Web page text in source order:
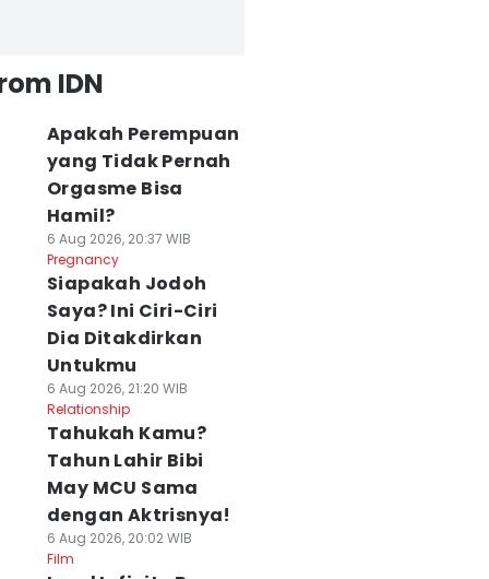
IDN
Apakah Perempuan
yang Tidak Pernah
Orgasme Bisa
Hamil?
6 Aug 2026, 20:37 WIB
Pregnancy
Siapakah Jodoh
Saya? Ini Ciri-Ciri
Dia Ditakdirkan
Untukmu
6 Aug 2026, 21:20 WIB
Relationship
Tahukah Kamu?
Tahun Lahir Bibi
May MCU Sama
dengan Aktrisnya!
6 Aug 2026, 20:02 WIB
Film